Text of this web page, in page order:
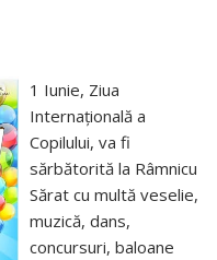
1 Iunie, Ziua
Internațională a
Copilului, va fi
sărbătorită la Râmnicu
Sărat cu multă veselie,
muzică, dans,
concursuri, baloane